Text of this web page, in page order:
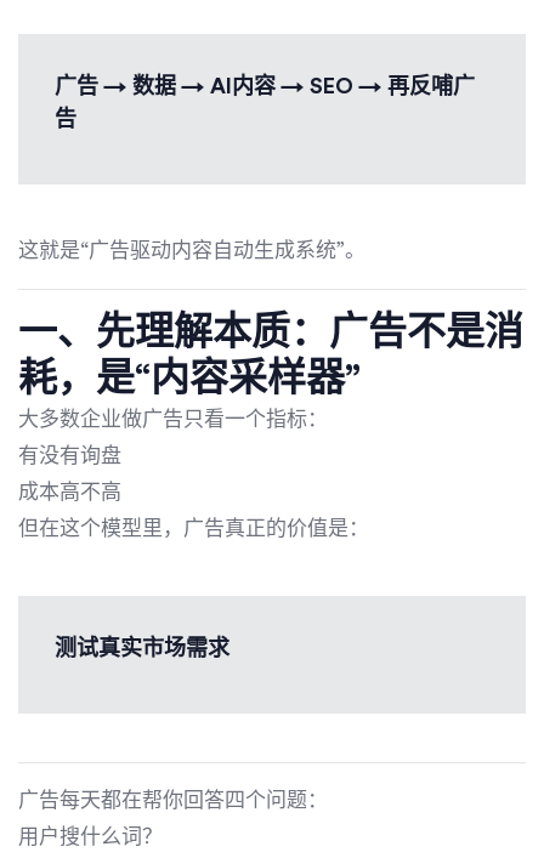
广告 → 数据 → AI内容 → SEO → 再反哺广
告
这就是“广告驱动内容自动生成系统”。
一、先理解本质：广告不是消
耗，是“内容采样器”
大多数企业做广告只看一个指标：
有没有询盘
成本高不高
但在这个模型里，广告真正的价值是：
测试真实市场需求
广告每天都在帮你回答四个问题：
用户搜什么词？